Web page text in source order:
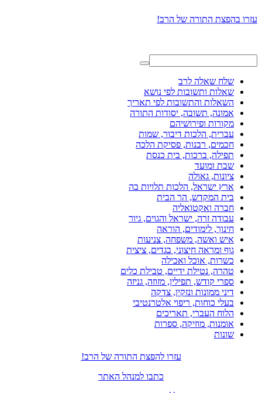
עזרו בהפצת התורה של הרב!
שלח שאלה לרב
שאלות ותשובות לפי נושא
השאלות והתשובות לפי תאריך
אמונה, תשובה, יסודות התורה
מקורות ופירושיהם
עברית, הלכות דיבור, שמות
חכמים, רבנות, פסיקת הלכה
תפילה, ברכות, בית כנסת
שבת ומועד
ציונות, גאולה
ארץ ישראל, הלכות תלויות בה
בית המקדש, הר הבית
חברה ואקטואליה
עבודה זרה, ישראל והגוים, גיור
חינוך, לימודים, הוראה
איש ואשה, משפחה, צניעות
גוף ומראה חיצוני, בגדים, ציצית
כשרות, אוכל ואכילה
טהרה, נטילת ידיים, טבילת כלים
ספרי קודש, תפילין, מזוזה, גניזה
דיני ממונות ונזקין, צדקה
בעלי כוחות, ריפוי אלטרנטיבי
הלוח העברי, תאריכים
אומנות, מוזיקה, ספרות
שונות
עזרו להפצת התורה של הרב!
כתבו למנהל האתר